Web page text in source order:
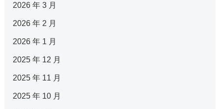
2026 年 3 月
2026 年 2 月
2026 年 1 月
2025 年 12 月
2025 年 11 月
2025 年 10 月